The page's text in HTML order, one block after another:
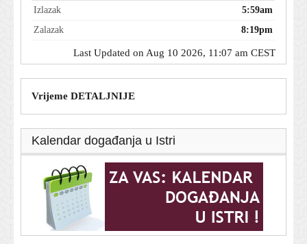
Izlazak
5:59am
Zalazak
8:19pm
Last Updated on Aug 10 2026, 11:07 am CEST
Vrijeme DETALJNIJE
Kalendar događanja u Istri